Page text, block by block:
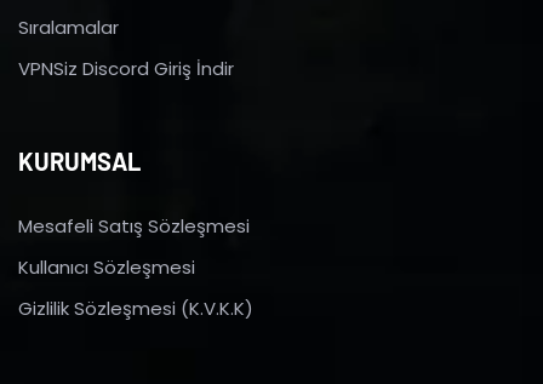
Sıralamalar
VPNSiz Discord Giriş İndir
KURUMSAL
Mesafeli Satış Sözleşmesi
Kullanıcı Sözleşmesi
Gizlilik Sözleşmesi (K.V.K.K)